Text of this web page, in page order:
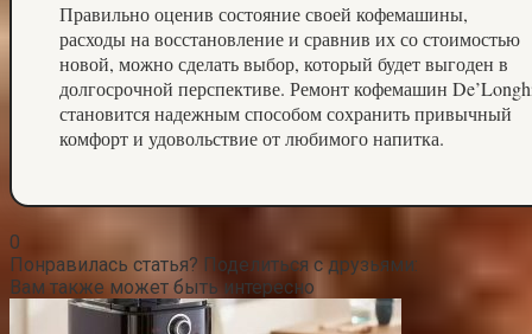
Правильно оценив состояние своей кофемашины,
расходы на восстановление и сравнив их со стоимостью
новой, можно сделать выбор, который будет выгоден в
долгосрочной перспективе. Ремонт кофемашин
становится надежным способом сохранить привычный
комфорт и удовольствие от любимого напитка.
0
Понравилась статья? Поделиться с друзьями:
Вам также может быть интересно